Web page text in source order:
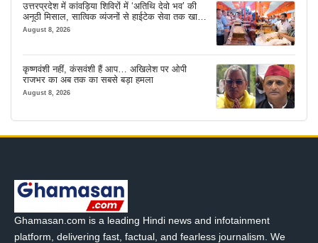
उत्तरप्रदेश में कांवड़िया शिविरों में ‘अतिथि देवो भव’ की
अनूठी मिसाल, सात्विक व्यंजनों से हाईटेक सेवा तक खास
इंतजाम
August 8, 2026
कृष्णवंशी नहीं, कंसवंशी हैं आप… अखिलेश पर ओपी
राजभर का अब तक का सबसे बड़ा हमला
August 8, 2026
Ghamasan.com is a leading Hindi news and infotainment
platform, delivering fast, factual, and fearless journalism. We